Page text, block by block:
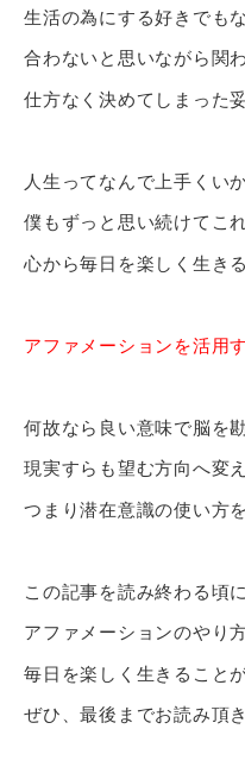
生活の為にする好きでも
合わないと思いながら関
仕方なく決めてしまった
人生ってなんで上手くい
僕もずっと思い続けてこ
心から毎日を楽しく生き
アファメーションを活用
何故なら良い意味で脳を
現実すらも望む方向へ変
つまり潜在意識の使い方
この記事を読み終わる頃に
アファメーションのやり
毎日を楽しく生きること
ぜひ、最後までお読み頂